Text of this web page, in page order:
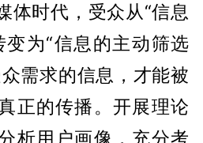
体时代，受众从“信息
变为“信息的主动筛选
需求的信息，才能被
正的传播。开展理论
析用户画像，充分考